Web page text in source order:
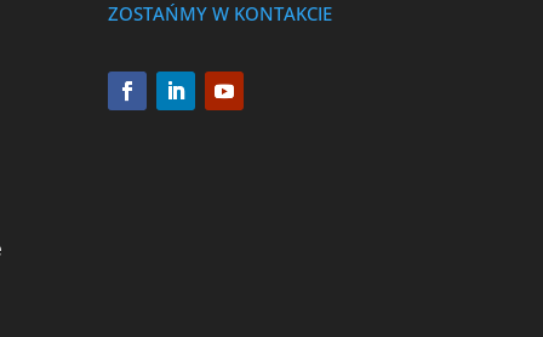
ZOSTAŃMY W KONTAKCIE